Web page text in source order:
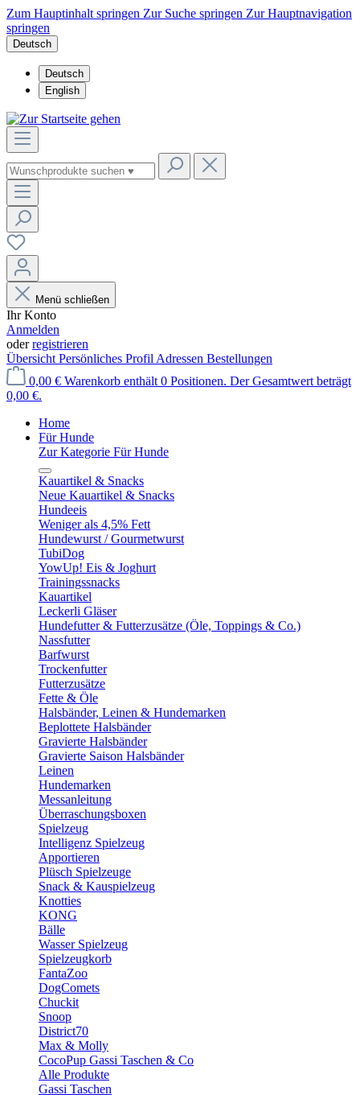
Zum Hauptinhalt springen Zur Suche springen Zur Hauptnavigation
springen
Deutsch
Deutsch
English
Menü schließen
Ihr Konto
Anmelden
oderregistrieren
Übersicht Persönliches Profil Adressen Bestellungen
0,00 € Warenkorb enthält 0 Positionen. Der Gesamtwert beträgt
0,00 €.
Home
Für Hunde
Zur Kategorie Für Hunde
Kauartikel & Snacks
Neue Kauartikel & Snacks
Hundeeis
Weniger als 4,5% Fett
Hundewurst / Gourmetwurst
TubiDog
YowUp! Eis & Joghurt
Trainingssnacks
Kauartikel
Leckerli Gläser
Hundefutter & Futterzusätze (Öle, Toppings & Co.)
Nassfutter
Barfwurst
Trockenfutter
Futterzusätze
Fette & Öle
Halsbänder, Leinen & Hundemarken
Beplottete Halsbänder
Gravierte Halsbänder
Gravierte Saison Halsbänder
Leinen
Hundemarken
Messanleitung
Überraschungsboxen
Spielzeug
Intelligenz Spielzeug
Apportieren
Plüsch Spielzeuge
Snack & Kauspielzeug
Knotties
KONG
Bälle
Wasser Spielzeug
Spielzeugkorb
FantaZoo
DogComets
Chuckit
Snoop
District70
Max & Molly
CocoPup Gassi Taschen & Co
Alle Produkte
Gassi Taschen